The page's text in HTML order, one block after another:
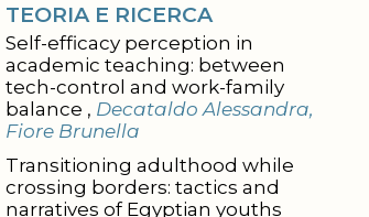
TEORIA E RICERCA
Self-efficacy perception in
academic teaching: between
tech-control and work-family
balance , Decataldo Alessandra,
Fiore Brunella
Transitioning adulthood while
crossing borders: tactics and
narratives of Egyptian youths